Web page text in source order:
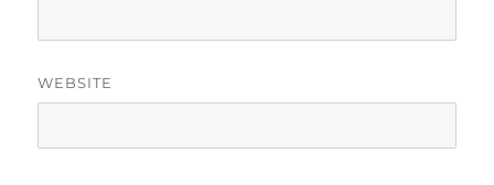
WEBSITE